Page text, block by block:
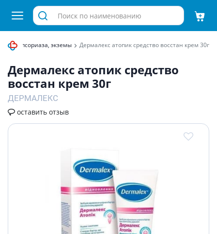
псориаза, экземы Дермалекс атопик средство восстан крем 30г
Дермалекс атопик средство
восстан крем 30г
ДЕРМАЛЕКС
оставить отзыв